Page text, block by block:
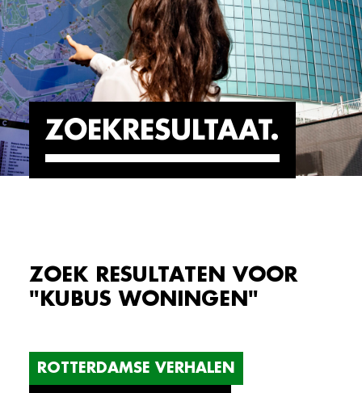
ZOEKRESULTAAT
ZOEK RESULTATEN VOOR
"KUBUS WONINGEN"
ROTTERDAMSE VERHALEN